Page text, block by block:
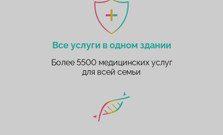
Все услуги в одном здании
Более 5500 медицинских услуг
для всей семьи